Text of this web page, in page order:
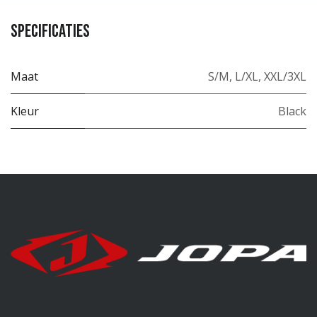
Specificaties
Maat S/M, L/XL, XXL/3XL
Kleur Black